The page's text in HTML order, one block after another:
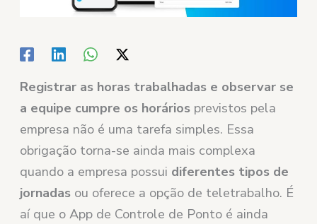
Registrar as horas trabalhadas e observar se
a equipe cumpre os horários previstos pela
empresa não é uma tarefa simples. Essa
obrigação torna-se ainda mais complexa
quando a empresa possui diferentes tipos de
jornadas ou oferece a opção de teletrabalho. É
aí que o App de Controle de Ponto é ainda